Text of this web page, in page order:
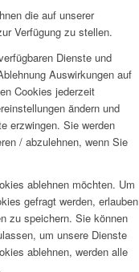
die auf unserer
Verfügung zu stellen.
Dienste und
Auswirkungen auf
Cookies jederzeit
ändern und
erzwingen. Sie werden
/ abzulehnen, wenn Sie
ablehnen möchten. Um
gefragt werden, erlauben
zu speichern. Sie können
um unsere Dienste
ablehnen, werden alle